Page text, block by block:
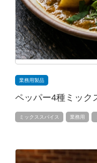
業務用製品
ペッパー4種ミック
ミックススパイス 業務用